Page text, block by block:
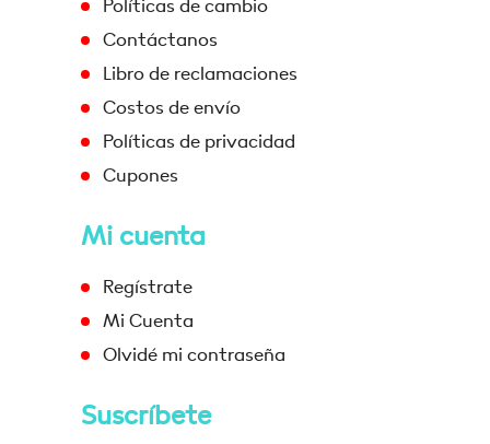
Políticas de cambio
Contáctanos
Libro de reclamaciones
Costos de envío
Políticas de privacidad
Cupones
Mi cuenta
Regístrate
Mi Cuenta
Olvidé mi contraseña
Suscríbete